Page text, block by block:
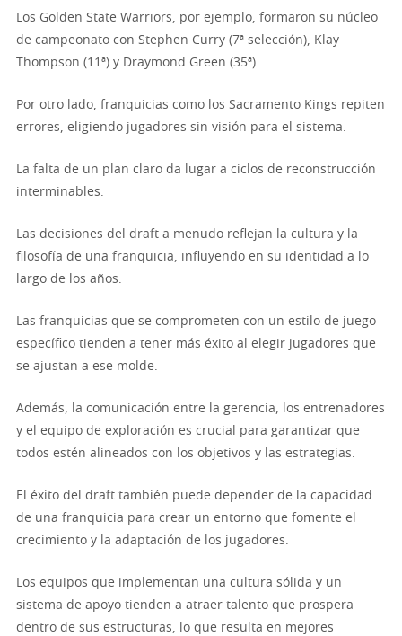
Los Golden State Warriors, por ejemplo, formaron su núcleo
de campeonato con Stephen Curry (7ª selección), Klay
Thompson (11ª) y Draymond Green (35ª).
Por otro lado, franquicias como los Sacramento Kings repiten
errores, eligiendo jugadores sin visión para el sistema.
La falta de un plan claro da lugar a ciclos de reconstrucción
interminables.
Las decisiones del draft a menudo reflejan la cultura y la
filosofía de una franquicia, influyendo en su identidad a lo
largo de los años.
Las franquicias que se comprometen con un estilo de juego
específico tienden a tener más éxito al elegir jugadores que
se ajustan a ese molde.
Además, la comunicación entre la gerencia, los entrenadores
y el equipo de exploración es crucial para garantizar que
todos estén alineados con los objetivos y las estrategias.
El éxito del draft también puede depender de la capacidad
de una franquicia para crear un entorno que fomente el
crecimiento y la adaptación de los jugadores.
Los equipos que implementan una cultura sólida y un
sistema de apoyo tienden a atraer talento que prospera
dentro de sus estructuras, lo que resulta en mejores